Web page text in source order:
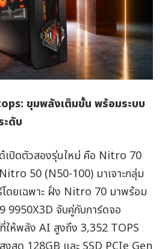
ขุมพลังเต็มขั้น พร้อมระบบ
ะดับ
เปิดตัวสองรุ่นใหม่ คือ Nitro 70
50 (N50-100) มาเจาะกลุ่ม
โดยเฉพาะ ฝั่ง Nitro 70 มาพร้อม
จับคู่กับการ์ดจอ
ให้พลัง AI สูงถึง 3,352 TOPS